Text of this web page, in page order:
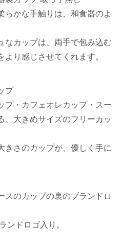
らかな手触りは、和食器のよ
なカップは、両手で包み込む
り感じさせてくれます。
プ・カフェオレカップ・スー
、大きめサイズのフリーカッ
きさのカップが、優しく手に
ンドロゴ入り。